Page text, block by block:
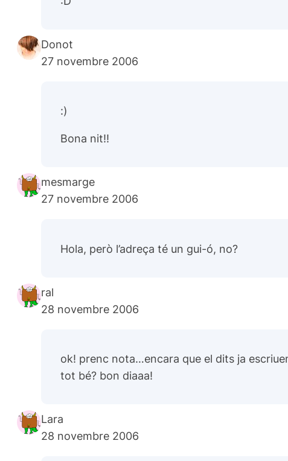
Donot
27 novembre 2006
:)
Bona nit!!
mesmarge
27 novembre 2006
Hola, però l’adreça té un gui-ó, no?
ral
28 novembre 2006
ok! prenc nota…encara que el dits ja
tot bé? bon diaaa!
Lara
28 novembre 2006